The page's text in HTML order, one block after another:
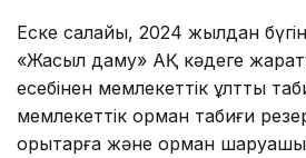
Еске салайық, 2024 жылдан
«Жасыл даму» АҚ кәдеге
есебінен мемлекеттік ұлттық
мемлекеттік орман табиғи
қорықтарға және орман